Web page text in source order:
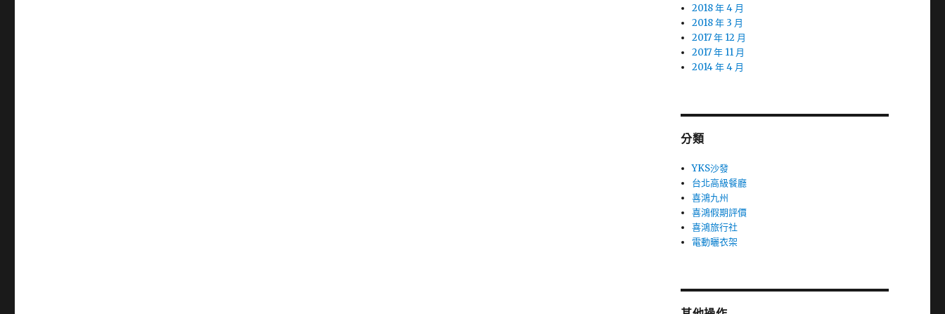
2018 年 4 月
2018 年 3 月
2017 年 12 月
2017 年 11 月
2014 年 4 月
分類
YKS沙發
台北高級餐廳
喜鴻九州
喜鴻假期評價
喜鴻旅行社
電動曬衣架